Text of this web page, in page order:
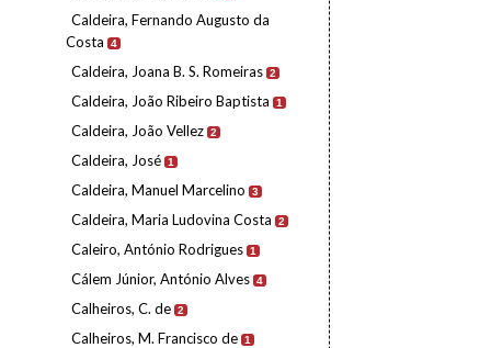
Caldeira, Fernando Augusto da
Costa
4
Caldeira, Joana B. S. Romeiras 2
Caldeira, João Ribeiro Baptista 1
Caldeira, João Vellez 2
Caldeira, José 1
Caldeira, Manuel Marcelino 3
Caldeira, Maria Ludovina Costa 2
Caleiro, António Rodrigues 1
Cálem Júnior, António Alves 4
Calheiros, C. de 2
Calheiros, M. Francisco de 1